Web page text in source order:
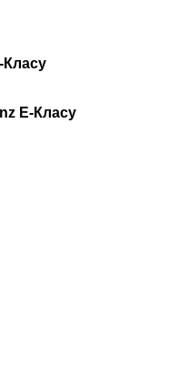
Класу
E-Класу